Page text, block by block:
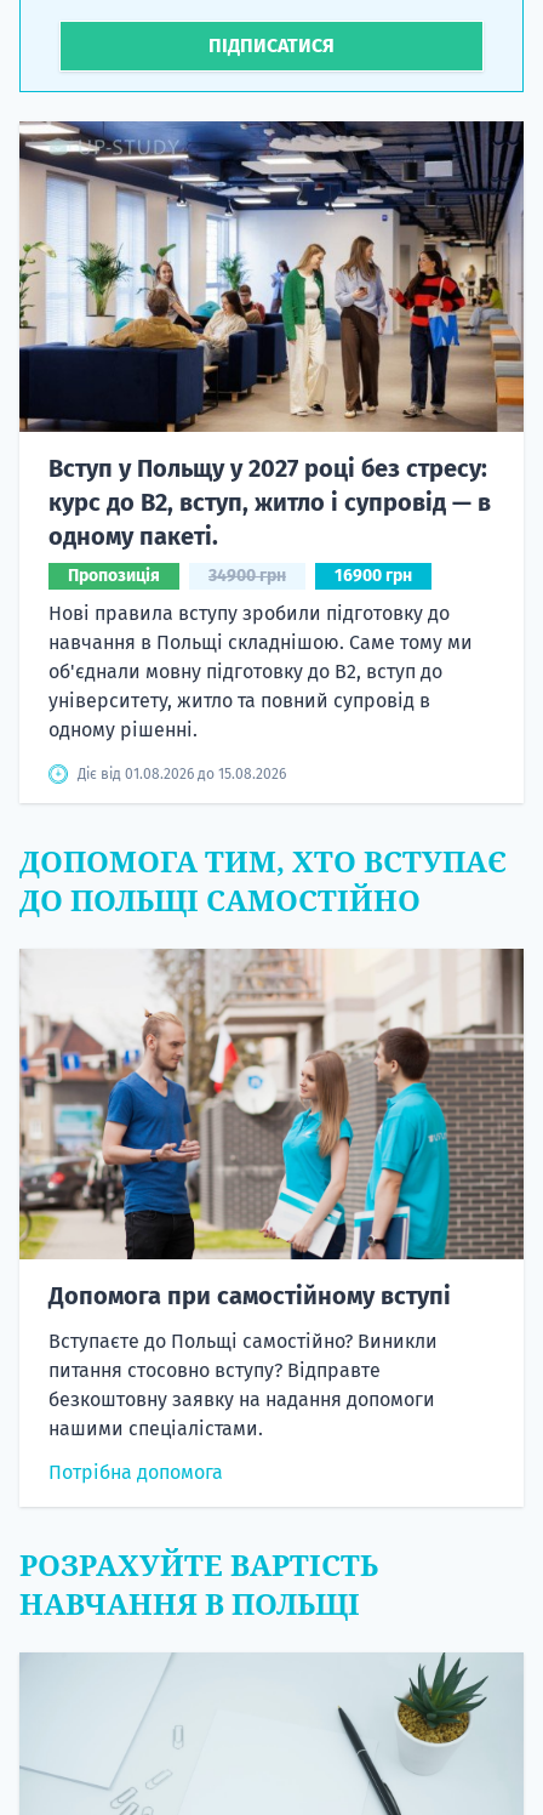
ПІДПИСАТИСЯ
Вступ у Польщу у 2027 році без стресу:
курс до B2, вступ, житло і супровід — в
одному пакеті.
Пропозиція 34900 грн 16900 грн
Нові правила вступу зробили підготовку до
навчання в Польщі складнішою. Саме тому ми
об'єднали мовну підготовку до В2, вступ до
університету, житло та повний супровід в
одному рішенні.
Діє від 01.08.2026 до 15.08.2026
ДОПОМОГА ТИМ, ХТО ВСТУПАЄ
ДО ПОЛЬЩІ САМОСТІЙНО
Допомога при самостійному вступі
Вступаєте до Польщі самостійно? Виникли
питання стосовно вступу? Відправте
безкоштовну заявку на надання допомоги
нашими спеціалістами.
Потрібна допомога
РОЗРАХУЙТЕ ВАРТІСТЬ
НАВЧАННЯ В ПОЛЬЩІ